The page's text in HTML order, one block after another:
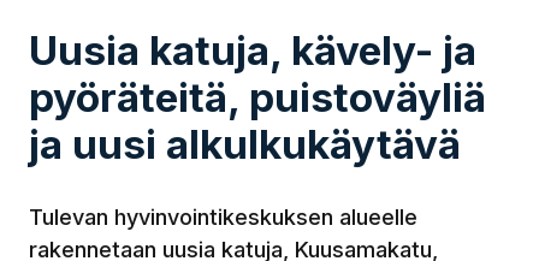
Uusia katuja, kävely- ja
pyöräteitä, puistoväyliä
ja uusi alkulkukäytävä
Tulevan hyvinvointikeskuksen alueelle
rakennetaan uusia katuja, Kuusamakatu,